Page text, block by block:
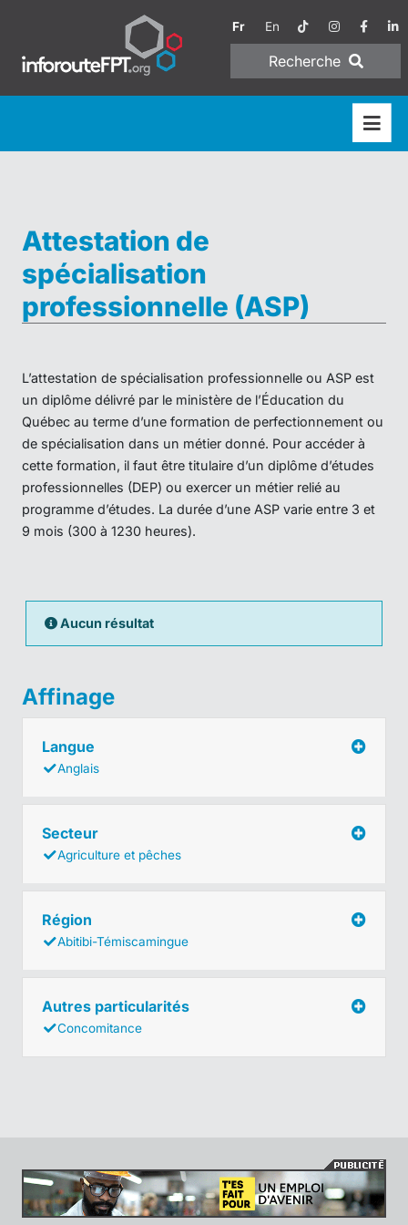
Fr En
Recherche
Attestation de
spécialisation
professionnelle (ASP)
L’attestation de spécialisation professionnelle ou ASP est
un diplôme délivré par le ministère de l’Éducation du
Québec au terme d’une formation de perfectionnement ou
de spécialisation dans un métier donné. Pour accéder à
cette formation, il faut être titulaire d’un diplôme d’études
professionnelles (DEP) ou exercer un métier relié au
programme d’études. La durée d’une ASP varie entre 3 et
9 mois (300 à 1230 heures).
Aucun résultat
Affinage
Langue
Anglais
Secteur
Agriculture et pêches
Région
Abitibi-Témiscamingue
Autres particularités
Concomitance